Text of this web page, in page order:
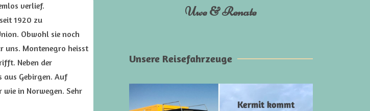
verlief.
1920 zu
Obwohl sie noch
uns. Montenegro heisst
Neben der
aus Gebirgen. Auf
in Norwegen. Sehr
Uwe & Renate
Unsere Reisefahrzeuge